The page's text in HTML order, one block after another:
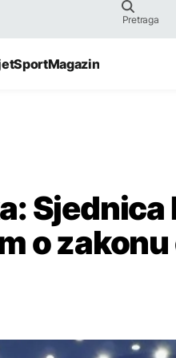
SportMagazin
Sjednica
o